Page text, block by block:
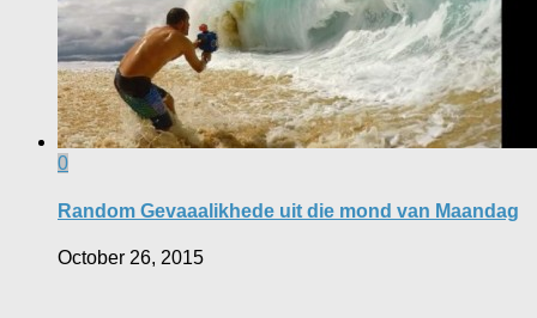
0
Random Gevaaalikhede uit die mond van Maandag
October 26, 2015